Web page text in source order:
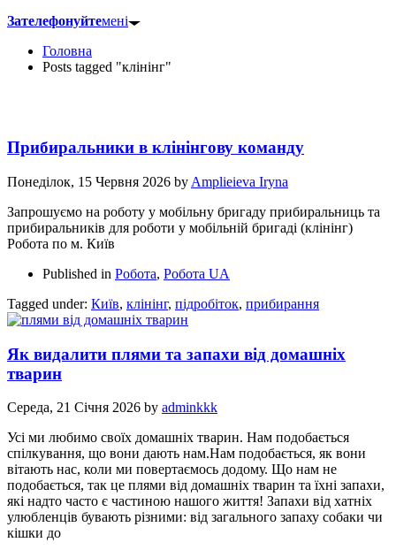
Зателефонуйтемені
Головна
Posts tagged "клінінг"
Прибиральники в клінінгову команду
Понеділок, 15 Червня 2026 by Amplieieva Iryna
Запрошуємо на роботу у мобільну бригаду прибиральниць та
прибиральників для роботи у мобільній бригаді (клінінг)
Робота по м. Київ
Published in Робота, Робота UA
Tagged under: Київ, клінінг, підробіток, прибирання
Як видалити плями та запахи від домашніх
тварин
Середа, 21 Січня 2026 by adminkkk
Усі ми любимо своїх домашніх тварин. Нам подобається
спілкування, що вони дають нам.Нам подобається, як вони
вітають нас, коли ми повертаємось додому. Що нам не
подобається, так це плями від домашніх тварин та їхні запахи,
які надто часто є частиною нашого життя! Запахи від хатніх
улюбленців бувають різними: від загального запаху собаки чи
кішки до